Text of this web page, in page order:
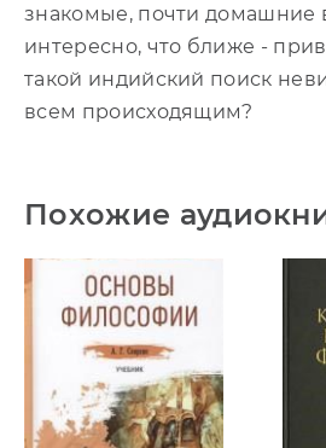
знакомые, почти домашние
интересно, что ближе -
такой индийский поиск
всем происходящим?
Похожие